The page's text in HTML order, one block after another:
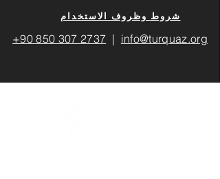
​شروط وظروف الاستخدام
+90 850 307 2737 | info@turquaz.org